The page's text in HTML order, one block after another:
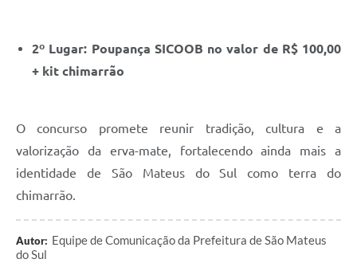
2º Lugar: Poupança SICOOB no valor de R$ 100,00
+ kit chimarrão
O concurso promete reunir tradição, cultura e a
valorização da erva-mate, fortalecendo ainda mais a
identidade de São Mateus do Sul como terra do
chimarrão.
Autor: Equipe de Comunicação da Prefeitura de São Mateus
do Sul